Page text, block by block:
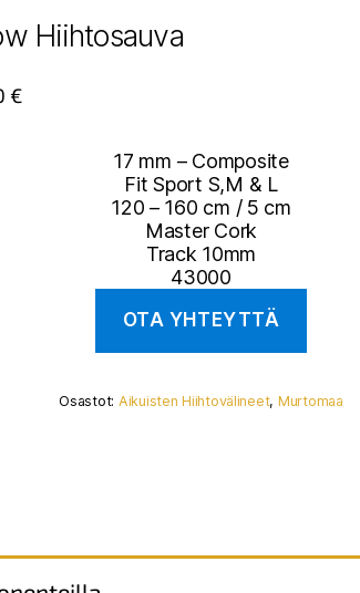
Hiihtosauva
€
17 mm – Composite
Fit Sport S,M & L
120 – 160 cm / 5 cm
Master Cork
Track 10mm
43000
Osastot: Aikuisten Hiihtovälineet, Murtomaa